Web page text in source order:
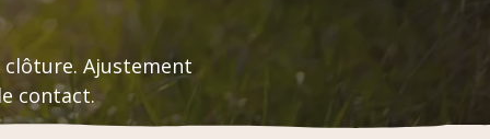
Ajustement
contact.